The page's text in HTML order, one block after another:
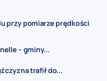
przy pomiarze prędkości
– gminy...
trafił do...